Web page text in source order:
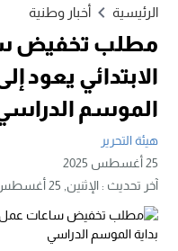
الرئيسية أخبار وطنية
مطلب تخفيض
الابتدائي يعود
الموسم
هيئة التحرير
25 أغسطس 2025
آخر تحديث :الإثنين, 25 أغسطس, 2025 - 1:03 مساءً